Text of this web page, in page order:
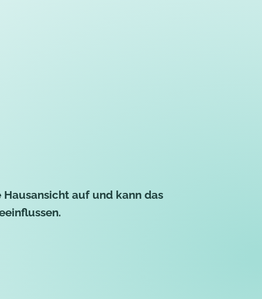
auf und kann das